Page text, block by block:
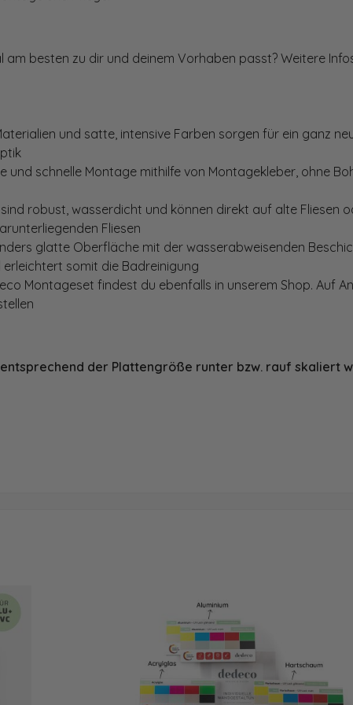
besten zu dir und deinem Vorhaben passt? Weitere
und satte, intensive Farben sorgen für ein ganz
und schnelle Montage mithilfe von Montagekleber, ohne
robust, wasserdicht und können direkt auf alte
Fliesen
glatte Oberfläche mit der wasserabweisenden
somit die Badreinigung
Montageset findest du ebenfalls in unserem Shop. Auf
der Plattengröße runter bzw. rauf skaliert